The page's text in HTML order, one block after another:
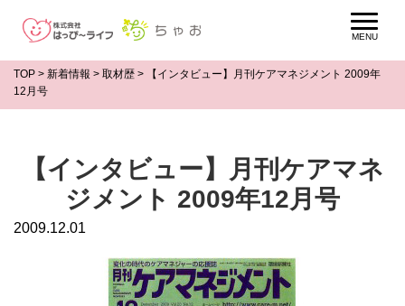
TOP > 新着情報 > 取材歴 >
【インタビュー】月刊ケアマネジメント 2009年
12月号
【インタビュー】月刊ケアマネ
ジメント 2009年12月号
2009.12.01